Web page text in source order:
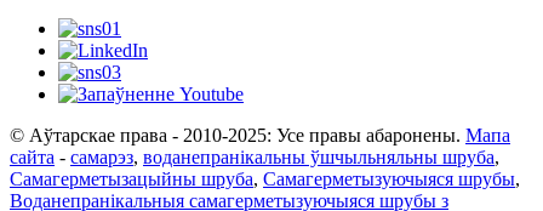
© Аўтарскае права - 2010-2025: Усе правы абаронены. Мапа
сайта - самарэз, воданепранікальны ўшчыльняльны шруба,
Самагерметызацыйны шруба, Самагерметызуючыяся шрубы,
Воданепранікальныя самагерметызуючыяся шрубы з